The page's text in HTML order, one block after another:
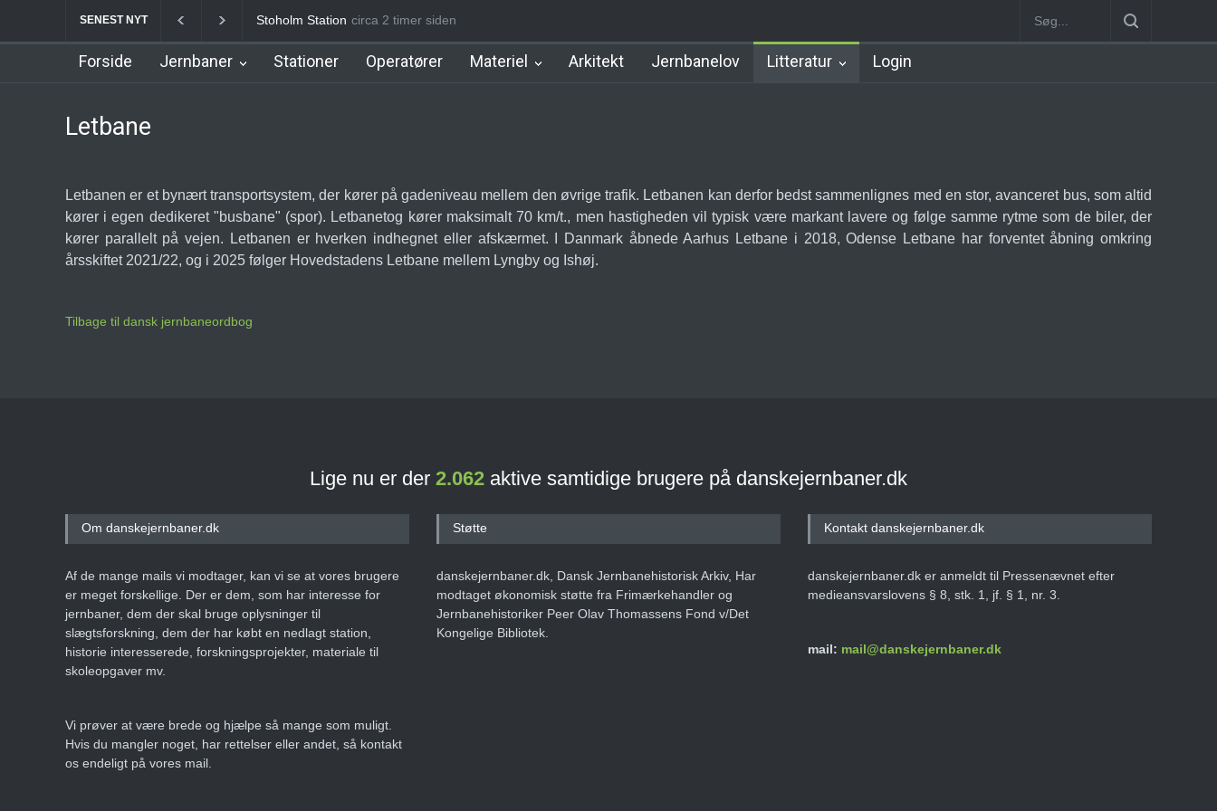
SENEST NYT Stoholm Station Klampenborgbane Station Lyngby Station [1891-1958]
circa 2 timer siden
Forside Jernbaner Stationer Operatører Materiel Arkitekt Jernbanelov Litteratur Login
Letbane
Letbanen er et bynært transportsystem, der kører på gadeniveau mellem den øvrige trafik. Letbanen kan derfor bedst sammenlignes med en stor, avanceret bus, som altid
kører i egen dedikeret "busbane" (spor). Letbanetog kører maksimalt 70 km/t., men hastigheden vil typisk være markant lavere og følge samme rytme som de biler, der
kører parallelt på vejen. Letbanen er hverken indhegnet eller afskærmet. I Danmark åbnede Aarhus Letbane i 2018, Odense Letbane har forventet åbning omkring
årsskiftet 2021/22, og i 2025 følger Hovedstadens Letbane mellem Lyngby og Ishøj.
Tilbage til dansk jernbaneordbog
Lige nu er der 2.062 aktive samtidige brugere på danskejernbaner.dk
Om danskejernbaner.dk
Af de mange mails vi modtager, kan vi se at vores brugere
er meget forskellige. Der er dem, som har interesse for
jernbaner, dem der skal bruge oplysninger til
slægtsforskning, dem der har købt en nedlagt station,
historie interesserede, forskningsprojekter, materiale til
skoleopgaver mv.
Vi prøver at være brede og hjælpe så mange som muligt.
Hvis du mangler noget, har rettelser eller andet, så kontakt
os endeligt på vores mail.
Støtte
danskejernbaner.dk, Dansk Jernbanehistorisk Arkiv, Har
modtaget økonomisk støtte fra Frimærkehandler og
Jernbanehistoriker Peer Olav Thomassens Fond v/Det
Kongelige Bibliotek.
Kontakt danskejernbaner.dk
danskejernbaner.dk er anmeldt til Pressenævnet efter
medieansvarslovens § 8, stk. 1, jf. § 1, nr. 3.
mail: mail@danskejernbaner.dk